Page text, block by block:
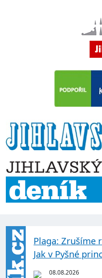
Plaga: Zrušíme
Jak v Pyšné
08.08.2026